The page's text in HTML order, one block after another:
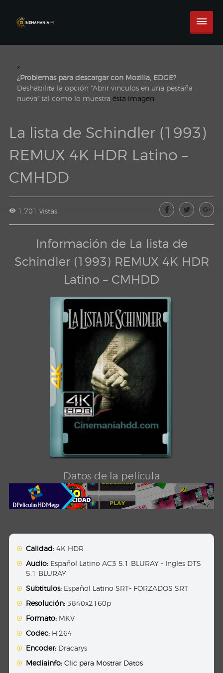
×
¿Problemas para descargar con Mozilla, EDGE?
Deshabilita la opción "Abrir vinculos en una pestaña
nueva" tal como lo muestra ésta imagen.
La lista de Schindler (1993)
REMUX 4K HDR Latino –
CMHDD
1.701 vistas
Información de La lista de
Schindler (1993) REMUX 4K HDR
Latino – CMHDD
Datos de la película
Calidad: 4K HDR
Audio: Español Latino AC3 5.1 BLURAY - Ingles DTS
5.1 BLURAY
Subtitulos: Español Latino SRT- FORZADOS SRT
Resolución: 3840x2160p
Formato: MKV
Codec: H.264
Encoder: Dracarys
Mediainfo: Clic para Mostrar Datos